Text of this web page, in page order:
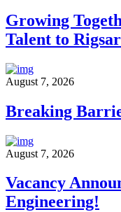
Growing
Talent to
August 7, 2026
Breaking
August 7, 2026
Vacancy
Engineering!